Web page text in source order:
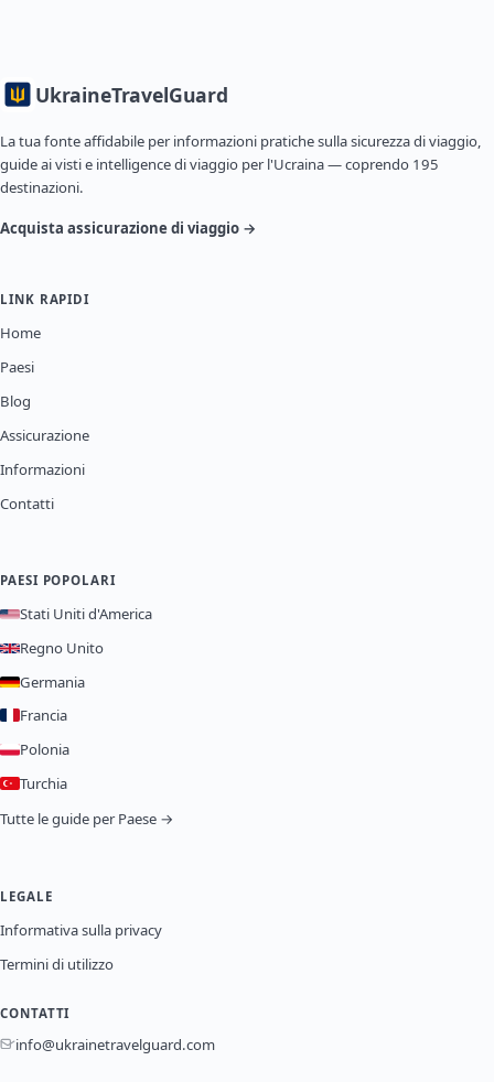
UkraineTravelGuard
La tua fonte affidabile per informazioni pratiche sulla sicurezza di viaggio,
guide ai visti e intelligence di viaggio per l'Ucraina — coprendo 195
destinazioni.
Acquista assicurazione di viaggio →
LINK RAPIDI
Home
Paesi
Blog
Assicurazione
Informazioni
Contatti
PAESI POPOLARI
Stati Uniti d'America
Regno Unito
Germania
Francia
Polonia
Turchia
Tutte le guide per Paese →
LEGALE
Informativa sulla privacy
Termini di utilizzo
CONTATTI
info@ukrainetravelguard.com